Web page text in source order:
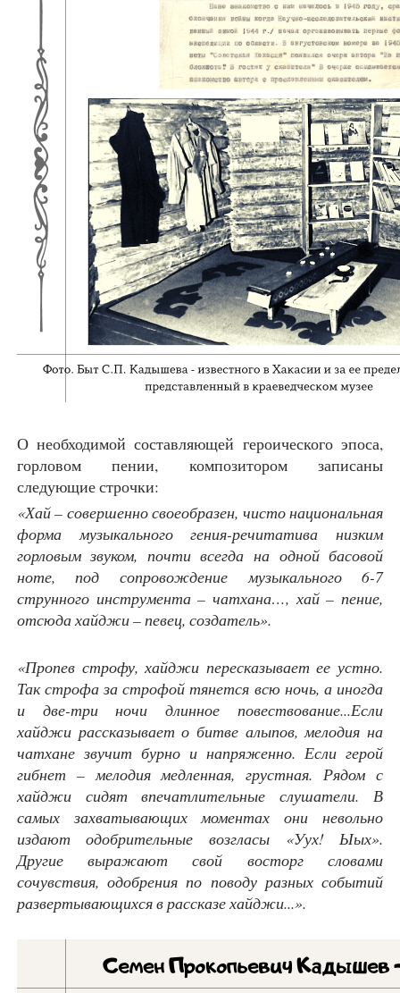
О необходимой составляющей героического эпоса,
горловом пении, композитором записаны
следующие строчки:
«Хай – совершенно своеобразен, чисто национальная
форма музыкального гения-речитатива низким
горловым звуком, почти всегда на одной басовой
ноте, под сопровождение музыкального 6-7
струнного инструмента – чатхана…, хай – пение,
отсюда хайджи – певец, создатель».
«Пропев строфу, хайджи пересказывает ее устно.
Так строфа за строфой тянется всю ночь, а иногда
и две-три ночи длинное повествование...Если
хайджи рассказывает о битве алыпов, мелодия на
чатхане звучит бурно и напряженно. Если герой
гибнет – мелодия медленная, грустная. Рядом с
хайджи сидят впечатлительные слушатели. В
самых захватывающих моментах они невольно
издают одобрительные возгласы «Уух! Ыых».
Другие выражают свой восторг словами
сочувствия, одобрения по поводу разных событий
развертывающихся в рассказе хайджи...».